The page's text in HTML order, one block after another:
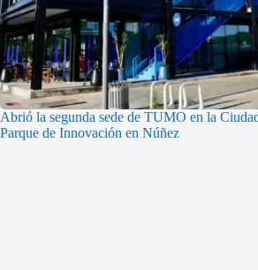
Abrió la segunda sede de TUMO en la
Parque de Innovación en Núñez